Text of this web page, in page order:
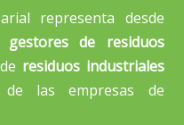
representa desde
gestores de residuos
residuos industriales
las empresas de